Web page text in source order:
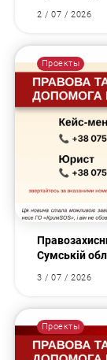
2 / 07 / 2026
Проекты
Сумській
3 / 07 / 2026
Проекты